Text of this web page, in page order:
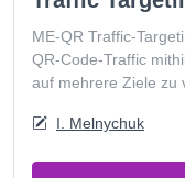
ME-QR Traffic-
QR-Code-Traffic
auf mehrere Ziele zu
I. Melnychuk